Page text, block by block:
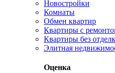
Новостройки
Комнаты
Обмен квартир
Квартиры с
Квартиры без
Элитная
Оценка